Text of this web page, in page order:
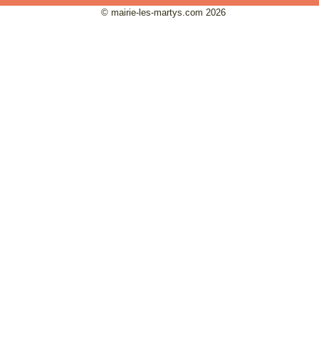
© mairie-les-martys.com 2026